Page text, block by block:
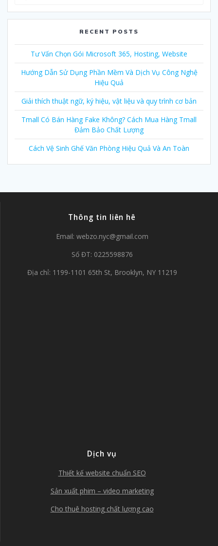
RECENT POSTS
Tư Vấn Chọn Gói Microsoft 365, Hosting, Website
Hướng Dẫn Sử Dụng Phần Mềm Và Dịch Vụ Công Nghệ
Hiệu Quả
Giải thích thuật ngữ, ký hiệu, vật liệu và quy trình cơ bản
Tmall Có Bán Hàng Fake Không? Cách Mua Hàng Tmall
Đảm Bảo Chất Lượng
Cách Vệ Sinh Ghế Văn Phòng Hiệu Quả Và An Toàn
Thông tin liên hê
Email: webzo.nyc@gmail.com
Số ĐT: 0225598876
Địa chỉ: 1199-1101 65th St, Brooklyn, NY 11219
Dịch vụ
Thiết kế website chuẩn SEO
Sản xuất phim – video marketing
Cho thuê hosting chất lượng cao